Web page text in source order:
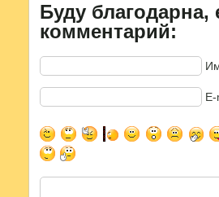
Буду благодарна,
комментарий: